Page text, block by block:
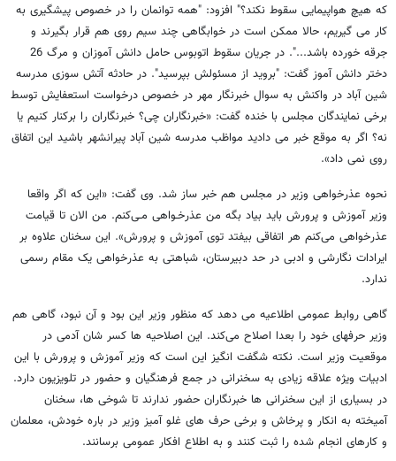
که هیچ هواپیمایی سقوط نکند؟" افزود: "همه توانمان را در خصوص پیشگیری به
کار می گیریم، حالا ممکن است در خوابگاهی چند سیم روی هم قرار بگیرند و
جرقه خورده باشد...". در جریان سقوط اتوبوس حامل دانش آموزان و مرگ 26
دختر دانش آموز گفت: "بروید از مسئولش بپرسید". در حادثه آتش سوزی مدرسه
شین آباد در واکنش به سوال خبرنگار مهر در خصوص درخواست استعفایش توسط
برخی نمایندگان مجلس با خنده گفت: «خبرنگاران چی؟ خبرنگاران را برکنار کنیم یا
نه؟ اگر به موقع خبر می دادید مواظب مدرسه شین آباد پیرانشهر باشید این اتفاق
روی نمی داد».
نحوه عذرخواهی وزیر در مجلس هم خبر ساز شد. وی گفت: «این که اگر واقعا
وزیر آموزش و پرورش باید بیاد بگه من عذرخـواهی مـی‌کنم. من الان تا قیامت
عذرخواهی می‌کنم هر اتفاقی بیفتد توی آموزش و پرورش». این سخنان علاوه بر
ایرادات نگارشی و ادبی در حد دبیرستان، شباهتی به عذرخواهی یک مقام رسمی
ندارد.
گاهی روابط عمومی اطلاعیه می دهد که منظور وزیر این بود و آن نبود، گاهی هم
وزیر حرفهای خود را بعدا اصلاح می‌کند. این اصلاحیه ها کسر شان آدمی در
موقعیت وزیر است. نکته شگفت انگیز این است که وزیر آموزش و پرورش با این
ادبیات ویژه علاقه زیادی به سخنرانی در جمع فرهنگیان و حضور در تلویزیون دارد.
در بسیاری از این سخنرانی ها خبرنگاران حضور ندارند تا شوخی ها، سخنان
آمیخته به انکار و پرخاش و برخی حرف های غلو آمیز وزیر در باره خودش، معلمان
و کارهای انجام شده را ثبت کنند و به اطلاع افکار عمومی برسانند.